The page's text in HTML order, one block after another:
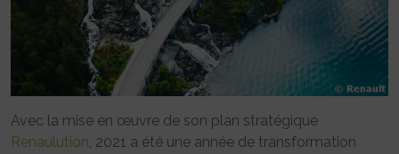
Avec la mise en œuvre de son plan stratégique
Renaulution, 2021 a été une année de transformation